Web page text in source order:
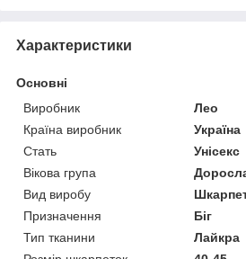
Характеристики
Основні
Виробник
Лео
Країна виробник
Україна
Стать
Унісекс
Вікова група
Вид виробу
Призначення
Біг
Тип тканини
Лайкра